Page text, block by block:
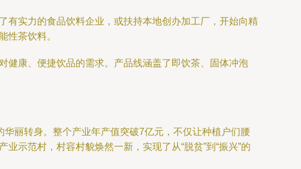
有实力的食品饮料企业，或扶持本地创办加工厂，开始向精
性茶饮料。
健康、便捷饮品的需求。产品线涵盖了即饮茶、固体冲泡
丽转身。整个产业年产值突破7亿元，不仅让种植户们腰
示范村，村容村貌焕然一新，实现了从“脱贫”到“振兴”的